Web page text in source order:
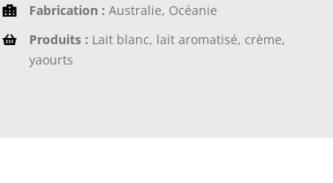
Fabrication : Australie, Océanie
Produits : Lait blanc, lait aromatisé, crème,
yaourts